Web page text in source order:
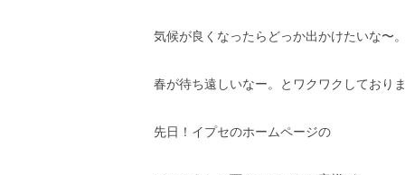
気候が良くなったらどっか出かけたいな〜。
春が待ち遠しいなー。とワクワクしており
先日！イプセのホームページの